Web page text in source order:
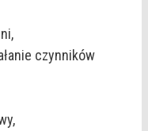
czynników